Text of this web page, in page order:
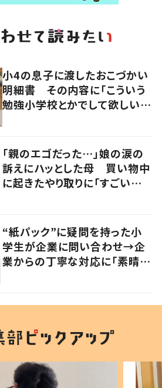
小4の息子に渡したおこづかい
明細書 その内容に「こういう
勉強小学校とかでして欲しい」
「親のエゴだった…」娘の涙の
訴えにハッとした母 買い物中
に起きたやり取りに「すごい分
“紙パック”に疑問を持った小
学生が企業に問い合わせ→企
業からの丁寧な対応に「素晴ら